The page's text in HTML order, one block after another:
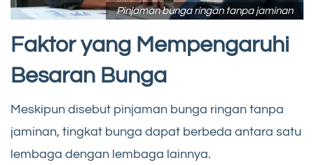
Pinjaman bunga ringan tanpa jaminan
Faktor yang Mempengaruhi
Besaran Bunga
Meskipun disebut pinjaman bunga ringan tanpa
jaminan, tingkat bunga dapat berbeda antara satu
lembaga dengan lembaga lainnya.